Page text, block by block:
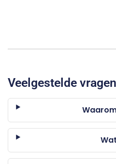
Veelgestelde vragen